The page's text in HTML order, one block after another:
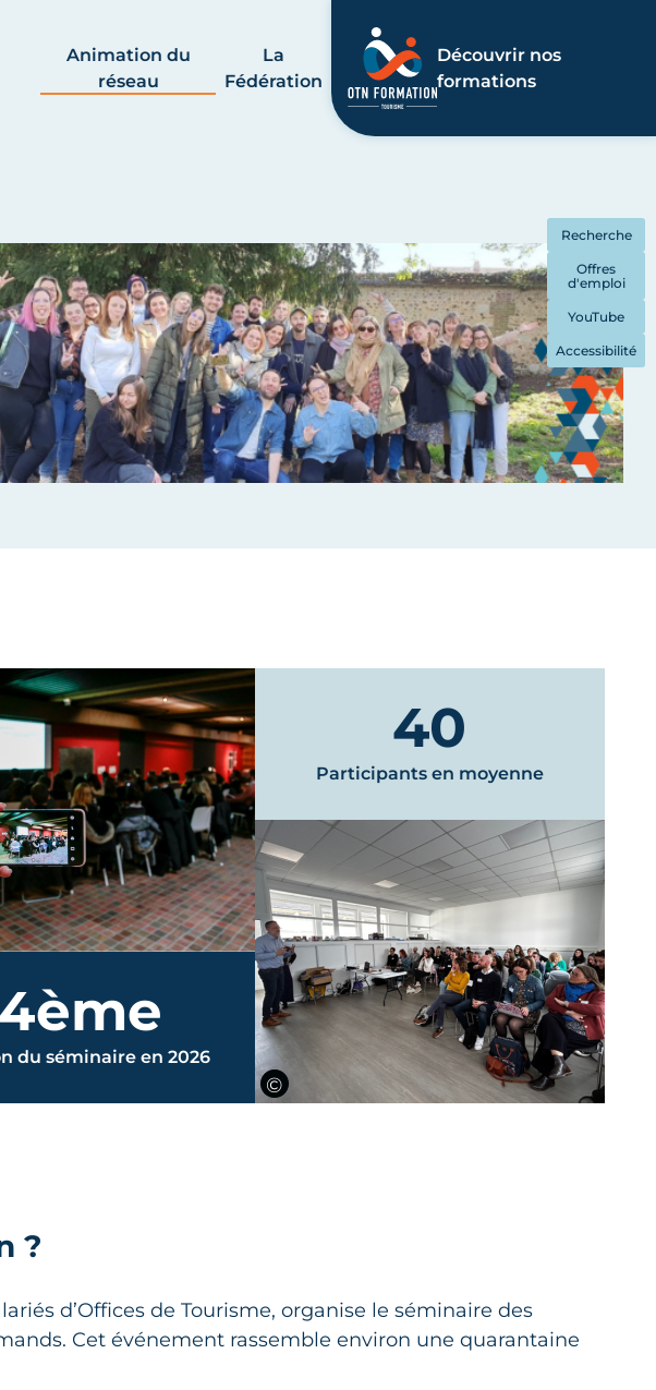
Animation du
réseau
La
Fédération
Découvrir nos
formations
4ème
du séminaire en 2026
40
Participants en moyenne
?
d’Offices de Tourisme, organise le séminaire des
Cet événement rassemble environ une quarantaine
Recherche
Offres
d'emploi
YouTube
Accessibilité